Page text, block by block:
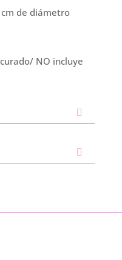
de diámetro
NO incluye